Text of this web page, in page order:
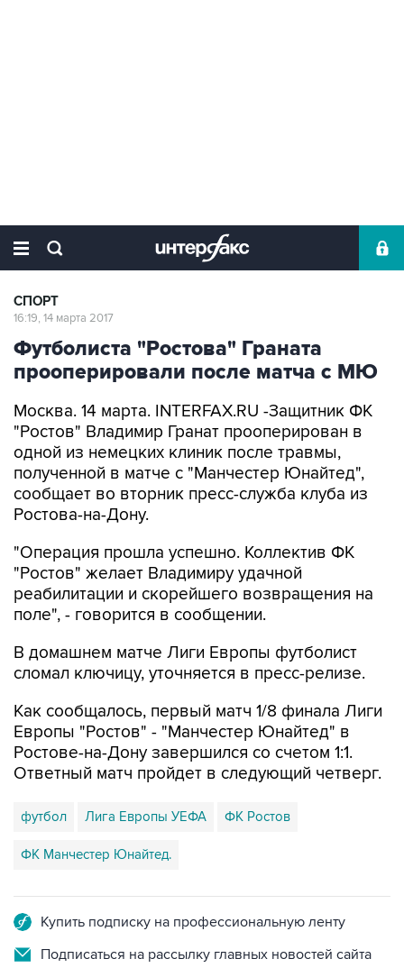
СПОРТ
16:19, 14 марта 2017
Футболиста "Ростова" Граната
прооперировали после матча с МЮ
Москва. 14 марта. INTERFAX.RU -Защитник ФК
"Ростов" Владимир Гранат прооперирован в
одной из немецких клиник после травмы,
полученной в матче с "Манчестер Юнайтед",
сообщает во вторник пресс-служба клуба из
Ростова-на-Дону.
"Операция прошла успешно. Коллектив ФК
"Ростов" желает Владимиру удачной
реабилитации и скорейшего возвращения на
поле", - говорится в сообщении.
В домашнем матче Лиги Европы футболист
сломал ключицу, уточняется в пресс-релизе.
Как сообщалось, первый матч 1/8 финала Лиги
Европы "Ростов" - "Манчестер Юнайтед" в
Ростове-на-Дону завершился со счетом 1:1.
Ответный матч пройдет в следующий четверг.
футбол Лига Европы УЕФА ФК Ростов
ФК Манчестер Юнайтед.
Купить подписку на профессиональную ленту
Подписаться на рассылку главных новостей сайта